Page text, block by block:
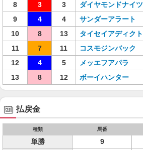
8
3 3 ダイヤモンドナイツ
9
4 4 サンダーアラート
10
8 13 タイセイアディクト
11
7 11 コスモジンバック
12
4 5 メッエフアパラ
13
8 12 ボーイハンター
払戻金
種類 馬番
単勝 9